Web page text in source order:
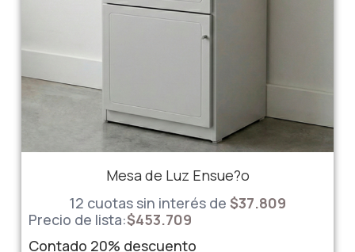
Mesa de Luz Ensue?o
12 cuotas sin interés de $37.809
Precio de lista:$453.709
Contado 20% descuento